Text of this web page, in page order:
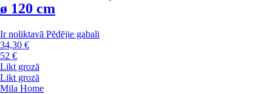
ø 120 cm
Ir noliktavā Pēdējie gabali
34,30 €
52 €
Likt grozā
Likt grozā
Mila Home